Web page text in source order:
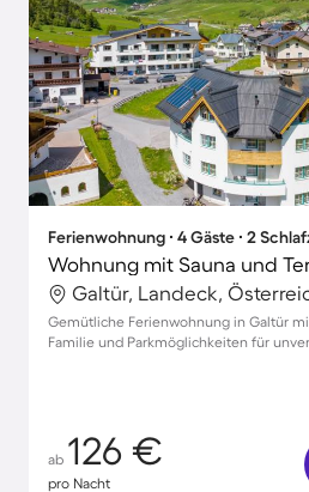
Ferienwohnung ∙ 4 Gäste ∙ 2
Wohnung mit Sauna und
Galtür, Landeck,
Gemütliche Ferienwohnung in Galtür
Familie und Parkmöglichkeiten für
ab 126 €
pro Nacht